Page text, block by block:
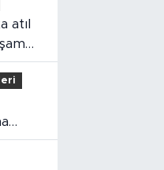
oldu